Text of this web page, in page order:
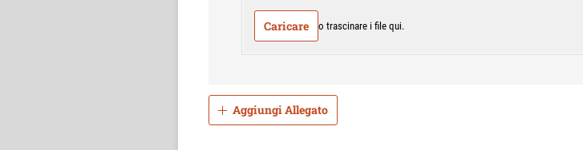
Caricare o trascinare i file qui.
Aggiungi Allegato